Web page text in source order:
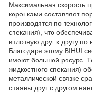
Максимальная скорость
коронками составляет
производятся по
спекания), что
вплотную друг к другу
Благодаря этому BIHUI
имеют большой ресурс.
жидкостного спекания)
металлической связке
спаяны друг с другом